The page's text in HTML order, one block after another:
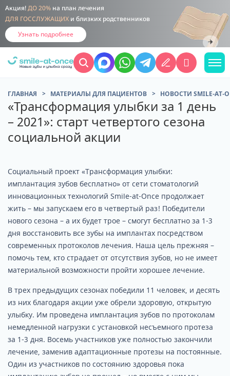
Акция! ДО 20% на план лечения
ДЛЯ ГОССЛУЖАЩИХ и близких родственников
Узнать подробнее
ГЛАВНАЯ МАТЕРИАЛЫ ДЛЯ ПАЦИЕНТОВ НОВОСТИ SMILE-AT-
«Трансформация улыбки за 1 день
– 2021»: старт четвертого сезона
социальной акции
Социальный проект «Трансформация улыбки:
имплантация зубов бесплатно» от сети стоматологий
инновационных технологий Smile-at-Once продолжает
жить – мы запускаем его в четвертый раз! Победители
нового сезона – а их будет трое – смогут бесплатно за 1-3
дня восстановить все зубы на имплантах посредством
современных протоколов лечения. Наша цель прежняя –
помочь тем, кто страдает от отсутствия зубов, но не имеет
материальной возможности пройти хорошее лечение.
В трех предыдущих сезонах победили 11 человек, и десять
из них благодаря акции уже обрели здоровую, открытую
улыбку. Им проведена имплантация зубов по протоколам
немедленной нагрузки с установкой несъемного протеза
за 1-3 дня. Восемь участников уже полностью закончили
лечение, заменив адаптационные протезы на постоянные.
Один из участников по состоянию здоровья пока